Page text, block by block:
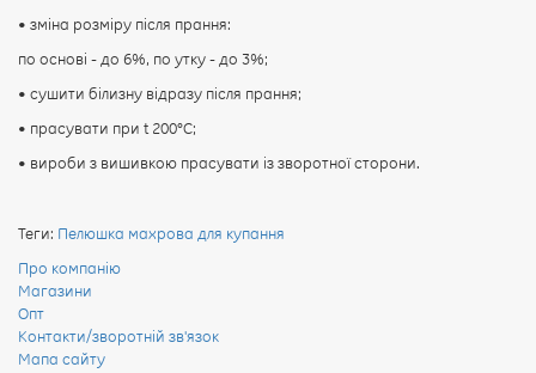
• зміна розміру після прання:
по основі - до 6%, по утку - до 3%;
• сушити білизну відразу після прання;
• прасувати при t 200°С;
• вироби з вишивкою прасувати із зворотної сторони.
Теги: Пелюшка махрова для купання
Про компанію
Магазини
Опт
Контакти/зворотній зв'язок
Мапа сайту